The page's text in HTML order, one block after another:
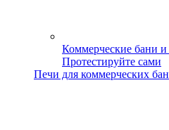
Коммерческие бани
Протестируйте сами
Печи для коммерческих